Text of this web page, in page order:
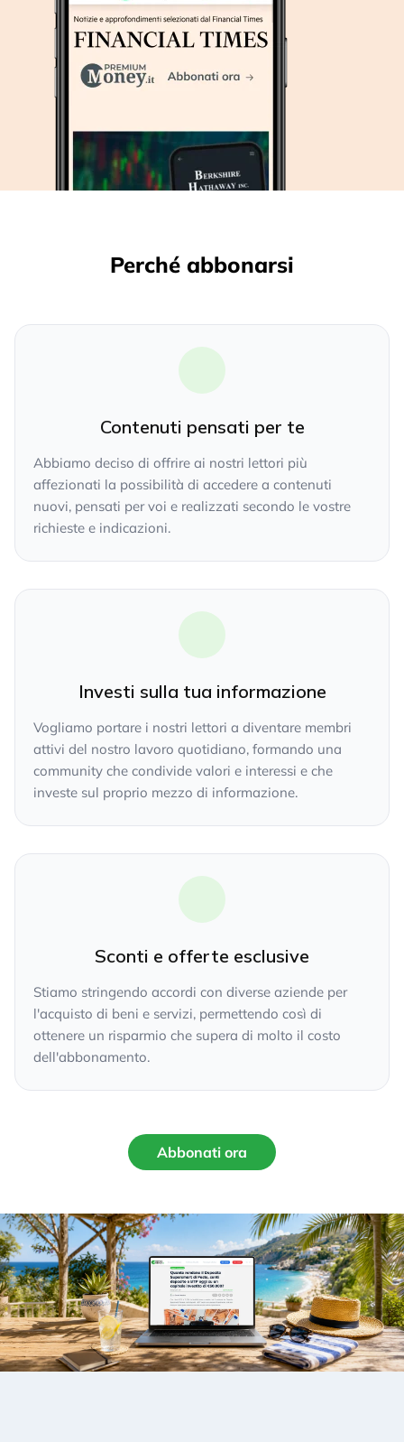
Perché abbonarsi
Contenuti pensati per te
Abbiamo deciso di offrire ai nostri lettori più
affezionati la possibilità di accedere a contenuti
nuovi, pensati per voi e realizzati secondo le vostre
richieste e indicazioni.
Investi sulla tua informazione
Vogliamo portare i nostri lettori a diventare membri
attivi del nostro lavoro quotidiano, formando una
community che condivide valori e interessi e che
investe sul proprio mezzo di informazione.
Sconti e offerte esclusive
Stiamo stringendo accordi con diverse aziende per
l'acquisto di beni e servizi, permettendo così di
ottenere un risparmio che supera di molto il costo
dell'abbonamento.
Abbonati ora